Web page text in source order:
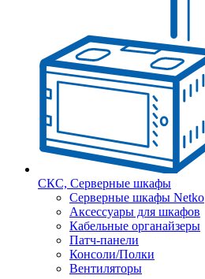
СКС, Серверные шкафы
Серверные шкафы Netko
Аксессуары для шкафов
Кабельные органайзеры
Патч-панели
Консоли/Полки
Вентиляторы